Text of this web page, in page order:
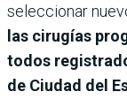
seleccionar
las cirugías
todos
de Ciudad del